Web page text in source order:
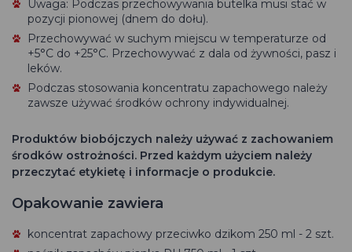
Uwaga: Podczas przechowywania butelka musi stać w
pozycji pionowej (dnem do dołu).
Przechowywać w suchym miejscu w temperaturze od
+5°C do +25°C. Przechowywać z dala od żywności, pasz i
leków.
Podczas stosowania koncentratu zapachowego należy
zawsze używać środków ochrony indywidualnej.
Produktów biobójczych należy używać z zachowaniem
środków ostrożności. Przed każdym użyciem należy
przeczytać etykietę i informacje o produkcie.
Opakowanie zawiera
koncentrat zapachowy przeciwko dzikom 250 ml - 2 szt.